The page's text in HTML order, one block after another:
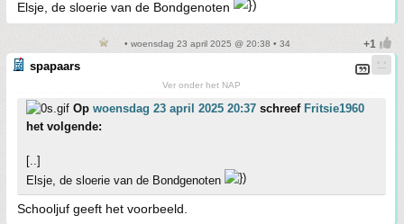
Elsje, de sloerie van de Bondgenoten
• woensdag 23 april 2025 @ 20:38 • 34
spapaars
Ver onder het NAP
Op woensdag 23 april 2025 20:37 schreef Fritsie1960
het volgende:
[..]
Elsje, de sloerie van de Bondgenoten
Schooljuf geeft het voorbeeld.